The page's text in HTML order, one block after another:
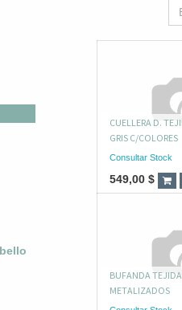
CUELLERA D.
GRIS C/COLORES
Consultar Stock
549,00 $
BUFANDA
METALIZADOS